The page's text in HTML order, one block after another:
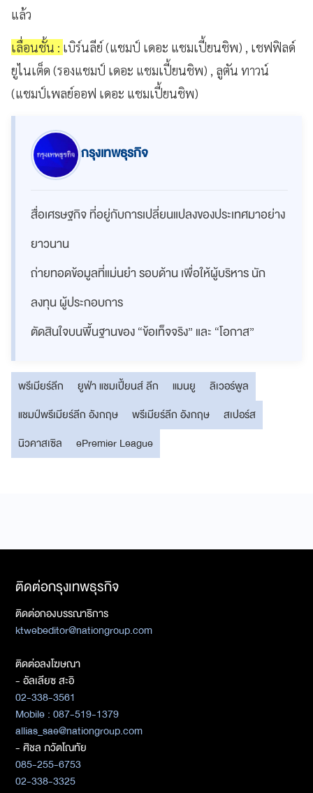
แล้ว
เลื่อนชั้น : เบิร์นลีย์ (แชมป์ เดอะ แชมเปี้ยนชิพ) , เชฟฟิลด์
ยูไนเต็ด (รองแชมป์ เดอะ แชมเปี้ยนชิพ) , ลูตัน ทาวน์
(แชมป์เพลย์ออฟ เดอะ แชมเปี้ยนชิพ)
กรุงเทพธุรกิจ
สื่อเศรษฐกิจ ที่อยู่กับการเปลี่ยนแปลงของประเทศมาอย่าง
ยาวนาน
ถ่ายทอดข้อมูลที่แม่นยำ รอบด้าน เพื่อให้ผู้บริหาร นัก
ลงทุน ผู้ประกอบการ
ตัดสินใจบนพื้นฐานของ “ข้อเท็จจริง” และ “โอกาส”
พรีเมียร์ลีก ยูฟ่า แชมเปี้ยนส์ ลีก แมนยู
ลิเวอร์พูล
แชมป์พรีเมียร์ลีก อังกฤษ
พรีเมียร์ลีก อังกฤษ
สเปอร์ส
นิวคาสเซิล
ePremier League
ติดต่อกรุงเทพธุรกิจ
ติดต่อกองบรรณาธิการ
ktwebeditor@nationgroup.com
ติดต่อลงโฆษณา
- อัลเลียซ สะอิ
02-338-3561
Mobile : 087-519-1379
allias_sae@nationgroup.com
- ศิชล ภวัตโณทัย
085-255-6753
02-338-3325